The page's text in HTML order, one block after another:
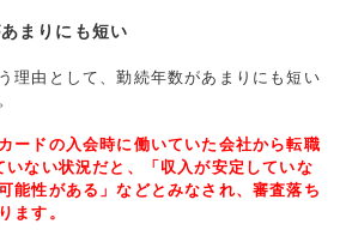
まりにも短い
理由として、勤続年数があまりにも短い
ードの入会時に働いていた会社から転職
いない状況だと、「収入が安定していな
能性がある」などとみなされ、審査落ち
ます。